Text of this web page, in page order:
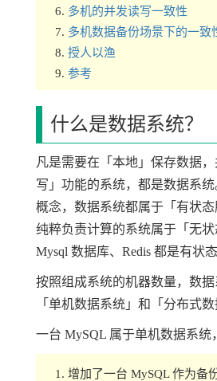
多机的并发读写一致性
多机数据备份场景下的一致
授人以渔
参考
什么是数据系统？
凡是需要在「本地」保存数据
写」功能的系统，都是数据系
概念，数据系统都属于「有状
纯粹负责计算的系统属于「无
Mysql 数据库、Redis 都是有状
按照组成系统的机器数量，数
「单机数据系统」和「分布式数
一台 MySQL 属于单机数据系统
增加了一台 MySQL 作为备